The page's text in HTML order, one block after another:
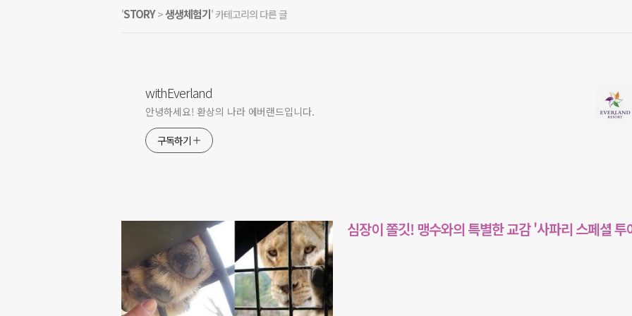
'STORY>생생체험기' 카테고리의 다른 글
withEverland
안녕하세요! 환상의 나라 에버랜드입니다.
구독하기
심장이 쫄깃! 맹수와의 특별한 교감 '사파리 스페셜 투